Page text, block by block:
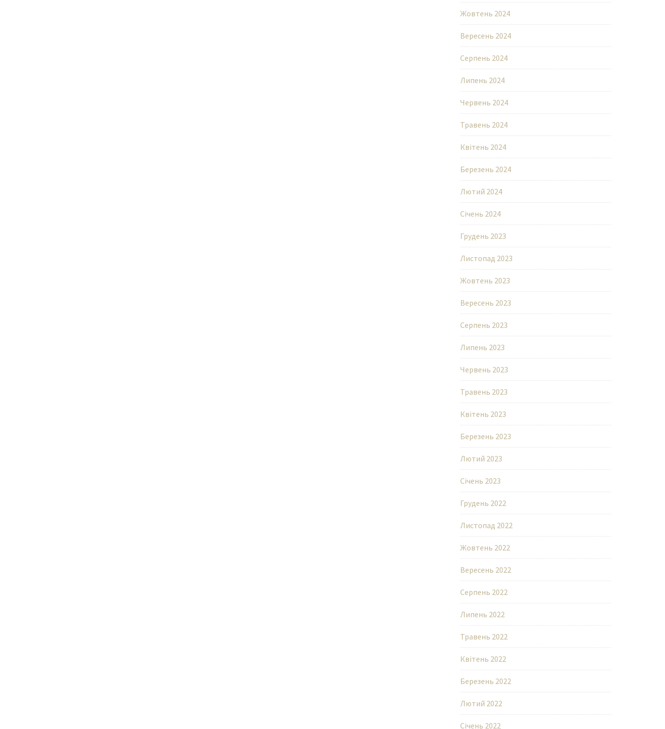
Жовтень 2024
Вересень 2024
Серпень 2024
Липень 2024
Червень 2024
Травень 2024
Квітень 2024
Березень 2024
Лютий 2024
Січень 2024
Грудень 2023
Листопад 2023
Жовтень 2023
Вересень 2023
Серпень 2023
Липень 2023
Червень 2023
Травень 2023
Квітень 2023
Березень 2023
Лютий 2023
Січень 2023
Грудень 2022
Листопад 2022
Жовтень 2022
Вересень 2022
Серпень 2022
Липень 2022
Травень 2022
Квітень 2022
Березень 2022
Лютий 2022
Січень 2022